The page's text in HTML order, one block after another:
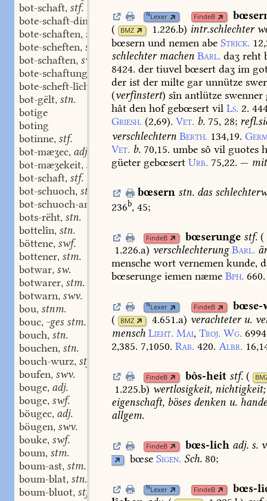
bot-schaft, stf.
bote-schaft-dinc
stn.
bote-schaften, swv.
bote-scheften, swv.
bot-schaften, swv.
bote-schaftunge
bote-scheft-lîchen
adv.
bot-gëlt, stn.
botige
boting
botinne, stf.
bot-mæʒec, adj.
bot-mæʒekeit, stf.
bot-schaft, stf.
bot-schuoch, stm.
bot-schuoch-ambet
stn.
bots-rëht, stn.
bottelîn, stn.
böttene, swf.
bottener, stm.
botwar, sw.
botwarer, stm.
botwarn, swv.
bou, stnm.
bouc, -ges stm.
bouch, stn.
bouchen, stn.
bouch-wurz, stf.
boufen, swv.
bouge, adj.
bouge, swf.
böugec, adj.
böugen, swv.
bouke, swf.
boum, stm.
boum-ast, stm.
boum-blat, stn.
boum-bluot, stf.
NLexer FindeB
(
BMZ 1.226.b) intr.schlechter
bœsern und nemen abe Strick.
schlechtermachen Barl. daʒ reht
8424. der tiuvel bœsert daʒ im
der ist der milte gar unnütze swer
(verfinstert) sîn antlütze swenner
hât den hofgebœsert vil Ls. 2.
Griesh. (2,69). Vet. b. 75, 28; refl.
verschlechtern Berth. 134,19.
Vet. b. 70,15. umbe sô vil guotes
güeter gebœsert Urb. 75,22. — mit
bœsern stn. das
236b, 45;
FindeB bœserunge stf. (
1.226.a) verschlechterung Barl.
mensche wort vernemen kunde,
bœserunge iemen næme Bph. 660.
NLexer FindeB
(
BMZ 4.651.a) verachteteru.
mensch Lieht. Mai, Troj. Wg.
2,385. 7,1050. Rab. 420. Albr.
FindeB bôs-heit stf. (
1.225.b) wertlosigkeit, nichtigkeit;
eigenschaft, böses denken u.
allgem.
FindeB bœs-lich adj. s.
bœse Sigen. Sch. 80;
NLexer FindeB
bœs-